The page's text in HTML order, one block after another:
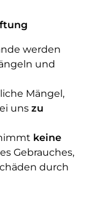
werden
und
Mängel,
uns zu
keine
Gebrauches,
durch